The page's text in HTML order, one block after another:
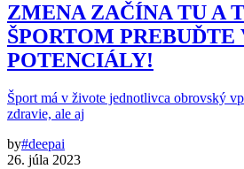
ZMENA ZAČÍNA TU A
ŠPORTOM PREBUĎTE
POTENCIÁLY!
Šport má v živote jednotlivca obrovský
zdravie, ale aj
by#deepai
26. júla 2023